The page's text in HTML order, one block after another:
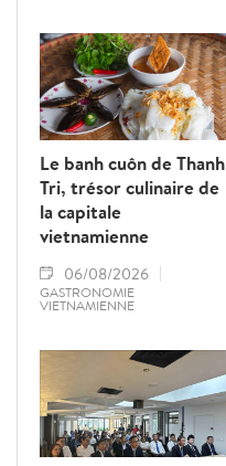
Le banh cuôn de Thanh
Tri, trésor culinaire de
la capitale
vietnamienne
06/08/2026
GASTRONOMIE
VIETNAMIENNE